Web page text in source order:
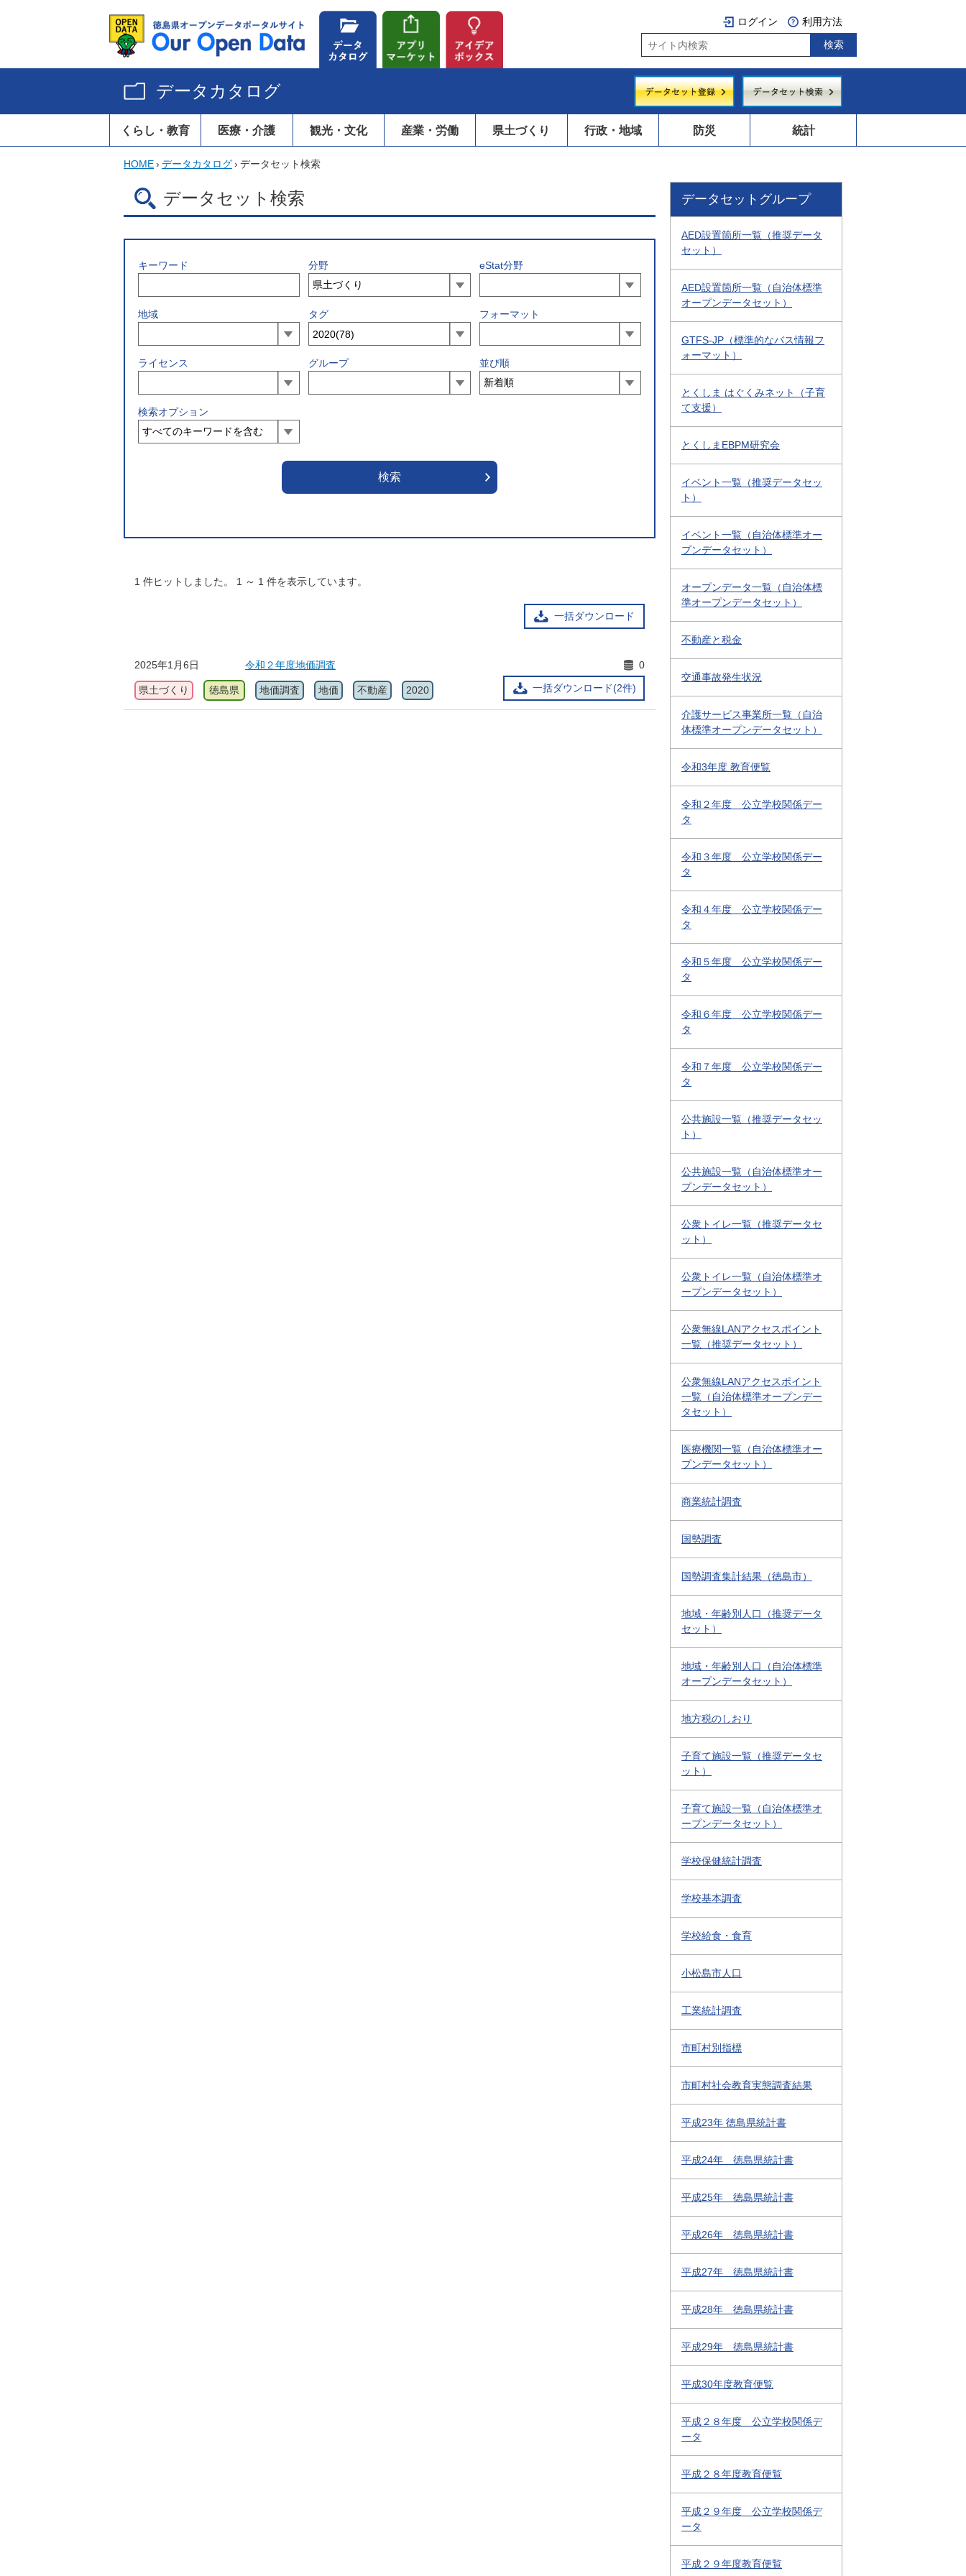
ログイン 利用方法
データカタログ
くらし・教育 医療・介護 観光・文化 産業・労働 県土づくり 行政・地域 防災 統計
HOME› データカタログ› データセット検索
データセット検索
キーワード 分野 eStat分野
地域 タグ フォーマット
ライセンス グループ 並び順
検索オプション
1 件ヒットしました。 1 ～ 1 件を表示しています。
一括ダウンロード
2025年1月6日
令和２年度地価調査
一括ダウンロード(2件)
0
県土づくり 徳島県 地価調査 地価 不動産 2020
データセットグループ
AED設置箇所一覧（推奨データ
セット）
AED設置箇所一覧（自治体標準
オープンデータセット）
GTFS-JP（標準的なバス情報フ
ォーマット）
とくしま はぐくみネット（子育
て支援）
とくしまEBPM研究会
イベント一覧（推奨データセッ
ト）
イベント一覧（自治体標準オー
プンデータセット）
オープンデータ一覧（自治体標
準オープンデータセット）
不動産と税金
交通事故発生状況
介護サービス事業所一覧（自治
体標準オープンデータセット）
令和3年度 教育便覧
令和２年度 公立学校関係デー
タ
令和３年度 公立学校関係デー
タ
令和４年度 公立学校関係デー
タ
令和５年度 公立学校関係デー
タ
令和６年度 公立学校関係デー
タ
令和７年度 公立学校関係デー
タ
公共施設一覧（推奨データセッ
ト）
公共施設一覧（自治体標準オー
プンデータセット）
公衆トイレ一覧（推奨データセ
ット）
公衆トイレ一覧（自治体標準オ
ープンデータセット）
公衆無線LANアクセスポイント
一覧（推奨データセット）
公衆無線LANアクセスポイント
一覧（自治体標準オープンデー
タセット）
医療機関一覧（自治体標準オー
プンデータセット）
商業統計調査
国勢調査
国勢調査集計結果（徳島市）
地域・年齢別人口（推奨データ
セット）
地域・年齢別人口（自治体標準
オープンデータセット）
地方税のしおり
子育て施設一覧（推奨データセ
ット）
子育て施設一覧（自治体標準オ
ープンデータセット）
学校保健統計調査
学校基本調査
学校給食・食育
小松島市人口
工業統計調査
市町村別指標
市町村社会教育実態調査結果
平成23年 徳島県統計書
平成24年 徳島県統計書
平成25年 徳島県統計書
平成26年 徳島県統計書
平成27年 徳島県統計書
平成28年 徳島県統計書
平成29年 徳島県統計書
平成30年度教育便覧
平成２８年度 公立学校関係デ
ータ
平成２８年度教育便覧
平成２９年度 公立学校関係デ
ータ
平成２９年度教育便覧